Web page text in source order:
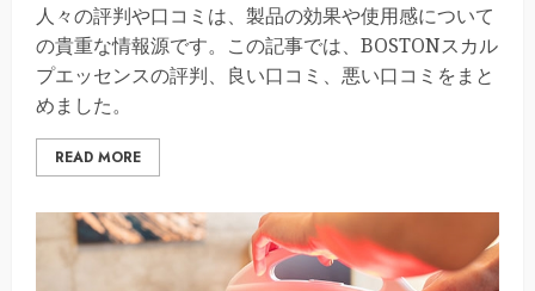
人々の評判や口コミは、製品の効果や使用感について
の貴重な情報源です。この記事では、BOSTONスカル
プエッセンスの評判、良い口コミ、悪い口コミをまと
めました。
READ MORE